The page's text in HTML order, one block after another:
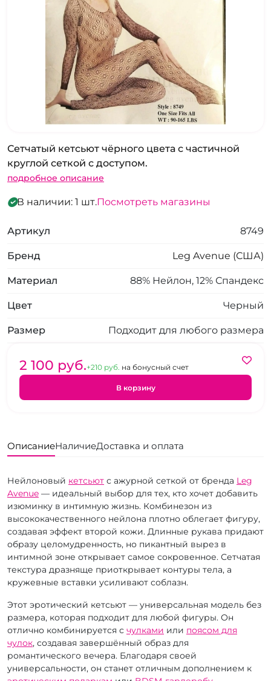
Сетчатый кетсьют чёрного цвета с частичной
круглой сеткой с доступом.
подробное описание
В наличии: 1 шт.Посмотреть магазины
Артикул 8749
Бренд Leg Avenue (США)
Материал 88% Нейлон, 12% Спандекс
Цвет Черный
Размер Подходит для любого размера
2 100 pуб.+210 pуб. на бонусный счет
В корзину
ОписаниеНаличиеДоставка и оплата
Нейлоновый кетсьют с ажурной сеткой от бренда Leg
Avenue — идеальный выбор для тех, кто хочет добавить
изюминку в интимную жизнь. Комбинезон из
высококачественного нейлона плотно облегает фигуру,
создавая эффект второй кожи. Длинные рукава придают
образу целомудренность, но пикантный вырез в
интимной зоне открывает самое сокровенное. Сетчатая
текстура дразняще приоткрывает контуры тела, а
кружевные вставки усиливают соблазн.
Этот эротический кетсьют — универсальная модель без
размера, которая подходит для любой фигуры. Он
отлично комбинируется с чулками или поясом для
чулок, создавая завершённый образ для
романтического вечера. Благодаря своей
универсальности, он станет отличным дополнением к